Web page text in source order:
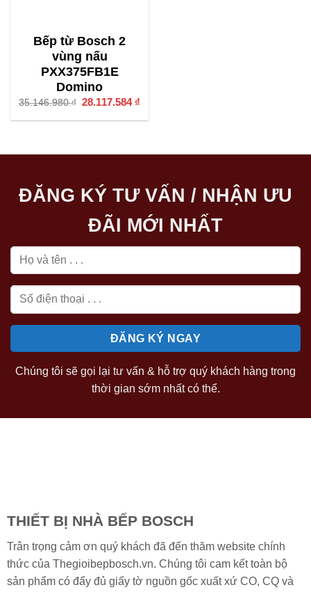
Bếp từ Bosch 2
vùng nấu
PXX375FB1E
Domino
35.146.980₫ Giá
là:
28.117.584 ₫
tại
ĐĂNG KÝ TƯ VẤN / NHẬN ƯU
ĐÃI MỚI NHẤT
Chúng tôi sẽ gọi lại tư vấn & hỗ trợ quý khách hàng trong
thời gian sớm nhất có thể.
THIẾT BỊ NHÀ BẾP BOSCH
Trân trọng cảm ơn quý khách đã đến thăm website chính
thức của Thegioibepbosch.vn. Chúng tôi cam kết toàn bộ
sản phẩm có đẩy đủ giấy tờ nguồn gốc xuất xứ CO, CQ và